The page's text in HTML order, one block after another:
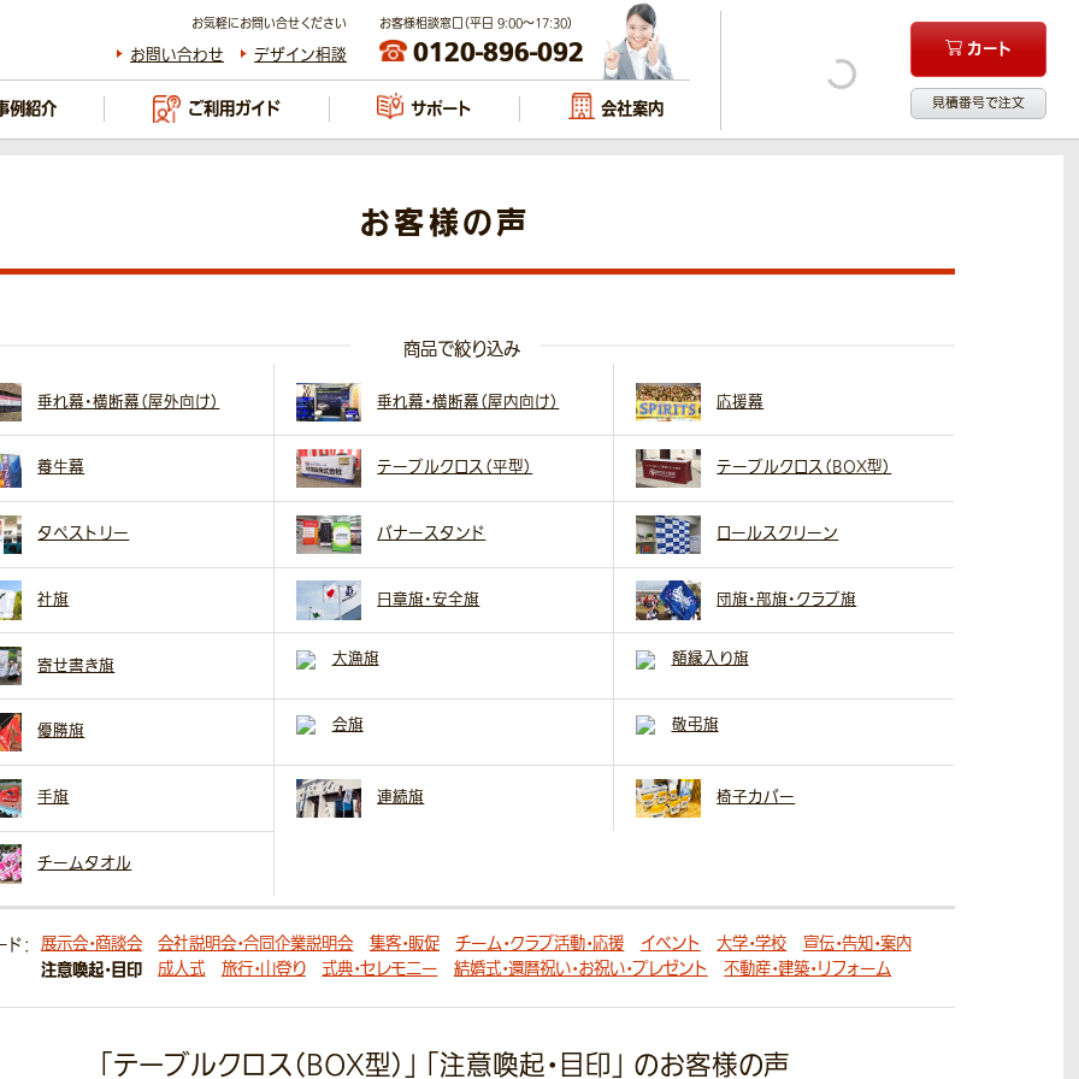
お気軽にお問い合せください
お問い合わせ デザイン相談
お客様相談窓口（平日 9:00～17:30）
0120-896-092 カート
見積番号で注文
例紹介 ご利用ガイド サポート 会社案内
お客様の声
商品で絞り込み
垂れ幕・横断幕（屋外向け） 垂れ幕・横断幕（屋内向け） 応援幕
養生幕 テーブルクロス（平型） テーブルクロス（BOX型）
タペストリー バナースタンド ロールスクリーン
社旗 日章旗・安全旗 団旗・部旗・クラブ旗
寄せ書き旗 大漁旗 額縁入り旗
優勝旗 会旗 敬弔旗
手旗 連続旗 椅子カバー
チームタオル
： 展示会・商談会 会社説明会・合同企業説明会 集客・販促 チーム・クラブ活動・応援 イベント 大学・学校 宣伝・告知・案内
注意喚起・目印 成人式 旅行・山登り 式典・セレモニー 結婚式・還暦祝い・お祝い・プレゼント 不動産・建築・リフォーム
「テーブルクロス（BOX型）」 「注意喚起・目印」 のお客様の声